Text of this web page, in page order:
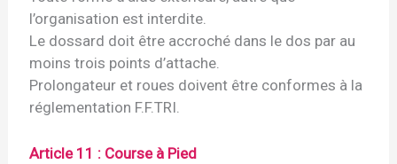
l’organisation est interdite.
Le dossard doit être accroché dans le dos par au
moins trois points d’attache.
Prolongateur et roues doivent être conformes à la
réglementation F.F.TRI.
Article 11 : Course à Pied